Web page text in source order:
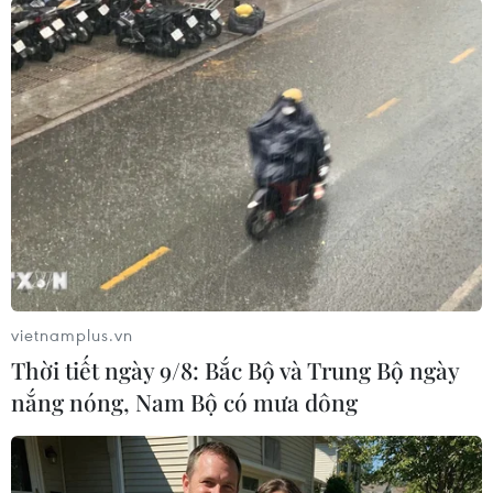
#Lào Cai #Nguyễn Việt Anh
#Lệnh bắt tạm giam
#Giám định ADN
#Xâm hại tình dục
#Học sinh lớp 8
Lào Cai
Theo dõi VietnamPlus
TIN LIÊN QUAN
vietnamplus.vn
Thời tiết ngày 9/8: Bắc Bộ và Trung Bộ ngày
nắng nóng, Nam Bộ có mưa dông